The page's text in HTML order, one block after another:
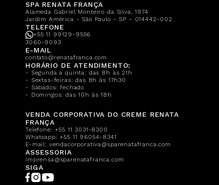
SPA RENATA FRANÇA
Alameda Gabriel Monteiro da Silva, 1974
Jardim América - São Paulo - SP - 014442-002
TELEFONE
+55 11 99129-9556
3060-9093
E-MAIL
contato@renatafranca.com
HORÁRIO DE ATENDIMENTO:
- Segunda a quinta: das 8h às 21h
- Sextas-feiras: das 8h às 17h30
- Sábados: fechado
- Domingos: das 10h às 18h
VENDA CORPORATIVA DO CREME RENATA
FRANÇA
Telefone:+55 11 3031-8300
Whatsapp:+55 11 96054-8341
E-mail: vendacorporativa@sparenatafranca.com
ASSESSORIA
imprensa@sparenatafranca.com
SIGA